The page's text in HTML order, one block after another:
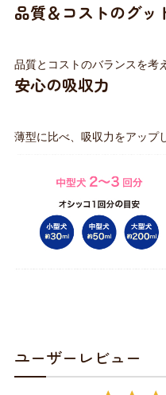
品質＆コストのグッ
品質とコストのバランスを考
安心の吸収力
薄型に比べ、吸収力をアップ
ユーザーレビュー